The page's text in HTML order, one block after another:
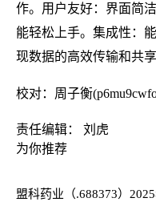
作。用户友好：界面简
能轻松上手。集成性：
现数据的高效传输和共享
校对：周子衡
责任编辑： 刘虎
为你推荐
盟科药业（.688373）